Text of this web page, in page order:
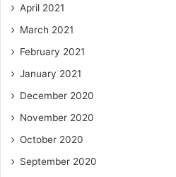
April 2021
March 2021
February 2021
January 2021
December 2020
November 2020
October 2020
September 2020